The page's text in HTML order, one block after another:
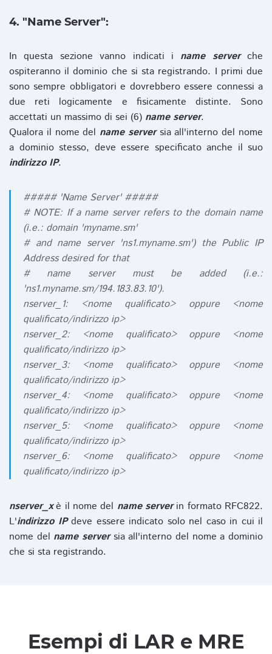
4. "Name Server":
In questa sezione vanno indicati i name serverche
ospiteranno il dominio che si sta registrando. I primi due
sono sempre obbligatori e dovrebbero essere connessi a
due reti logicamente e fisicamente distinte. Sono
accettati un massimo di sei (6) name server.
Qualora il nome del name serversia all'interno del nome
a dominio stesso, deve essere specificato anche il suo
indirizzo IP.
##### 'Name Server' #####
# NOTE: If a name server refers to the domain name
(i.e.: domain 'myname.sm'
# and name server 'ns1.myname.sm') the Public IP
Address desired for that
# name server must be added (i.e.:
'ns1.myname.sm/194.183.83.10').
nserver_1: <nome qualificato> oppure <nome
qualificato/indirizzo ip>
nserver_2: <nome qualificato> oppure <nome
qualificato/indirizzo ip>
nserver_3: <nome qualificato> oppure <nome
qualificato/indirizzo ip>
nserver_4: <nome qualificato> oppure <nome
qualificato/indirizzo ip>
nserver_5: <nome qualificato> oppure <nome
qualificato/indirizzo ip>
nserver_6: <nome qualificato> oppure <nome
qualificato/indirizzo ip>
nserver_xè il nome del name serverin formato RFC822.
L'indirizzo IPdeve essere indicato solo nel caso in cui il
nome del name serversia all'interno del nome a dominio
che si sta registrando.
Esempi di LAR e MRE